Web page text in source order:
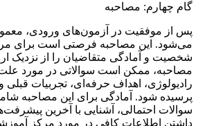
گام چهارم: مصاحبه
پس از موفقیت در آزمون‌های ورودی،
می‌شود. این مصاحبه فرصتی است برای
شخصیت و آمادگی متقاضیان را از نزدیک
مصاحبه، ممکن است سوالاتی در مورد
رادیولوژی، اهداف حرفه‌ای، تجربیات قبلی
پرسیده شود. آمادگی برای این مصاحبه
سوالات احتمالی، آشنایی با آخرین
داشتن اطلاعات کافی در مورد مرکز